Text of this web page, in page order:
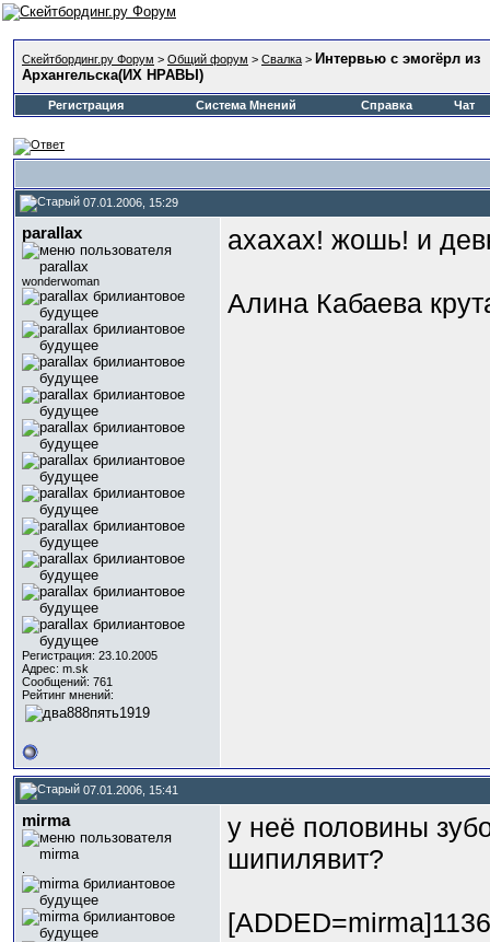
Скейтбординг.ру Форум > Общий форум > Свалка > Интервью с эмогёрл из
Архангельска(ИХ НРАВЫ)
Регистрация Система Мнений Справка Чат
07.01.2006, 15:29
parallax
wonderwoman
Регистрация: 23.10.2005
Адрес: m.sk
Сообщений: 761
Рейтинг мнений:
ахахах! жошь! и
Алина Кабаева
07.01.2006, 15:41
mirma
у неё половины
шипилявит?